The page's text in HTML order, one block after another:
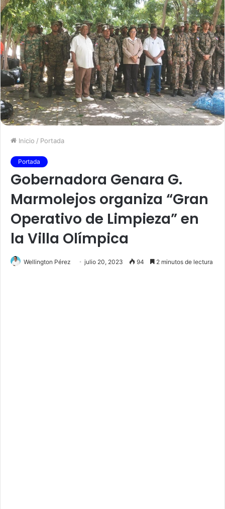
Inicio / Portada
Portada
Gobernadora Genara G.
Marmolejos organiza “Gran
Operativo de Limpieza” en
la Villa Olímpica
Wellington Pérez julio 20, 2023 94 2 minutos de lectura